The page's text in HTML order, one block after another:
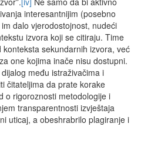
interesantnijim (posebno
dalo vjerodostojnost, nudeći
izvora koji se citiraju. Time
sekundarnih izvora, već
one kojima inače nisu dostupni.
među istraživačima i
čitateljima da prate korake
o rigoroznosti metodologije i
transparentnosti izvještaja
uticaj, a obeshrabrilo plagiranje i